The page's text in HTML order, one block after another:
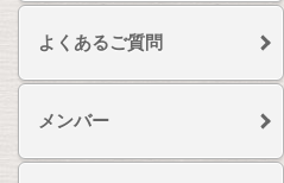
よくあるご質問
メンバー